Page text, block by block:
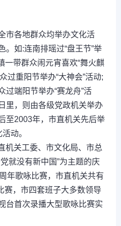
各地群众均举办文化活
。如:连南排瑶过“盘王节”举
一带群众闹元宵喜欢“舞火麒
过重阳节举办“大神会”活动;
过端阳节举办“赛龙舟”活
里，则由各级党政机关举办
至2003年，市直机关先后举
动。
关工委、市文化局、市总
就没有新中国”为主题的庆
年歌咏比赛，市直机关共有
赛，市四套班子大多数领导
台首次录播大型歌咏比赛实